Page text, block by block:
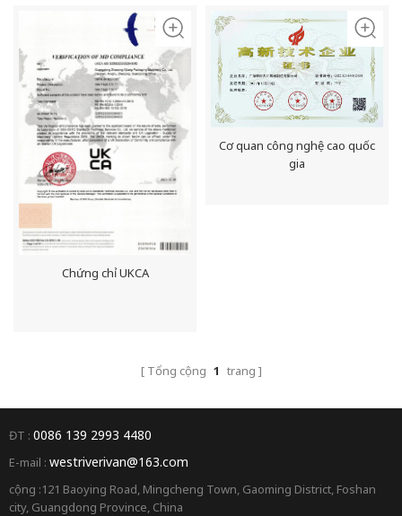
Chứng chỉ UKCA
Cơ quan công nghệ cao quốc
gia
Tổng cộng 1 trang
ĐT : 0086 139 2993 4480
E-mail : westriverivan@163.com
cộng :121 Baoying Road, Mingcheng Town, Gaoming District, Foshan
city, Guangdong Province, China